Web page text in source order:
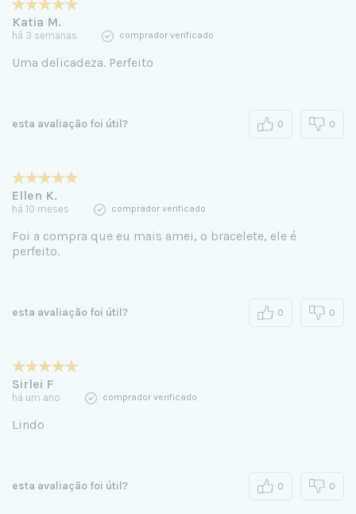
Katia M.
há 3 semanas comprador verificado
Uma delicadeza. Perfeito
esta avaliação foi útil? 0 0
Ellen K.
há 10 meses comprador verificado
Foi a compra que eu mais amei, o bracelete, ele é
perfeito.
esta avaliação foi útil? 0 0
Sirlei F
há um ano comprador verificado
Lindo
esta avaliação foi útil? 0 0